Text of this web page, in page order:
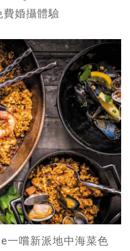
婚攝體驗
一嚐新派地中海菜色